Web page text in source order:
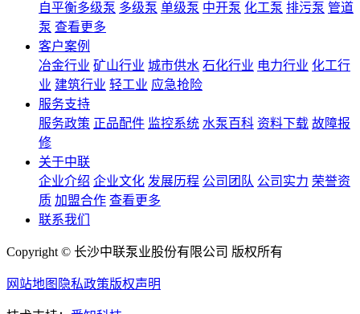
自平衡多级泵 多级泵 单级泵 中开泵 化工泵 排污泵 管道
泵 查看更多
客户案例
冶金行业 矿山行业 城市供水 石化行业 电力行业 化工行
业 建筑行业 轻工业 应急抢险
服务支持
服务政策 正品配件 监控系统 水泵百科 资料下载 故障报
修
关于中联
企业介绍 企业文化 发展历程 公司团队 公司实力 荣誉资
质 加盟合作 查看更多
联系我们
Copyright © 长沙中联泵业股份有限公司 版权所有
网站地图 隐私政策版权声明